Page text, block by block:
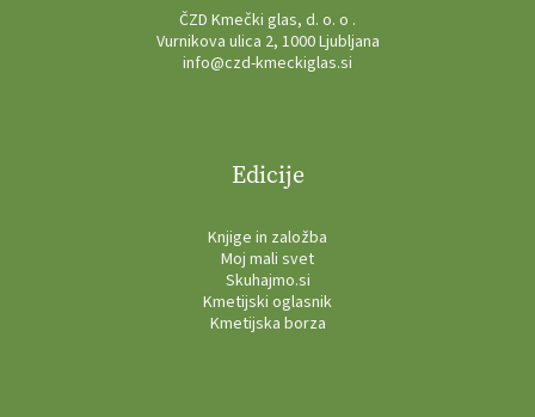
ČZD Kmečki glas, d. o. o .
Vurnikova ulica 2, 1000 Ljubljana
info@czd-kmeckiglas.si
Edicije
Knjige in založba
Moj mali svet
Skuhajmo.si
Kmetijski oglasnik
Kmetijska borza